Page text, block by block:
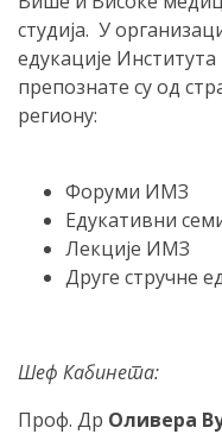
студија. У
едукације Института
препознате су од
региону:
Форуми ИМЗ
Едукативни
Лекције ИМЗ
Друге стручне
Шеф Кабинета:
Проф. Др Оливера